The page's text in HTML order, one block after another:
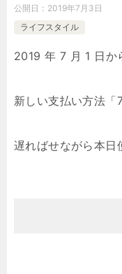
公開日： 2019年7月3日
ライフスタイル
2019 年 7 月 1 日か
新しい支払い方法「
遅ればせながら本日